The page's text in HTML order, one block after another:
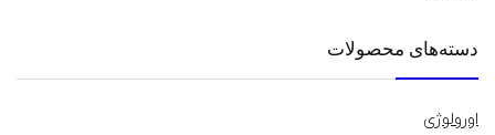
دسته‌های محصولات
اورولوژی